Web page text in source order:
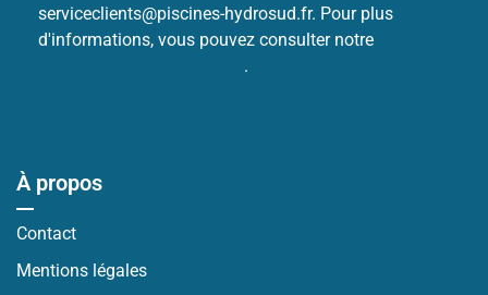
serviceclients@piscines-hydrosud.fr. Pour plus
d'informations, vous pouvez consulter notre
.
À propos
Contact
Mentions légales